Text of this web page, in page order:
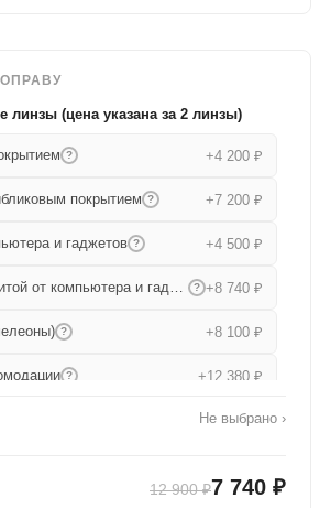
линзы (цена указана за 2 линзы)
? +4 200 ₽
покрытием ? +7 200 ₽
и гаджетов ? +4 500 ₽
Утонченные с защитой от компьютера и гаджетов ? +8 740 ₽
? +8 100 ₽
? +12 380 ₽
+15 680 ₽
Не выбрано ›
12 900 ₽7 740 ₽